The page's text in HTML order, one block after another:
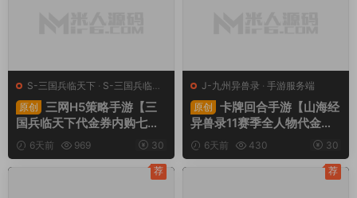
S-三国兵临天下 · S-三国兵临天
下· 手游服务端· 页游服务端
原创
三网H5策略手游【三
国兵临天下代金券内购七合
修复版】Linux手工服务端
+管理后台+GM授权后台
+简易安卓客户端+视频架设
6天前 969 30
J-九州异兽录 · 手游服务端
原创
卡牌回合手游【山海经
异兽录11赛季全人物代金券
内购版】Win一键服务端+授
权GM后台+管理后台+热更
修改工具+安卓+视频架设教
6天前 430 30
荐 荐